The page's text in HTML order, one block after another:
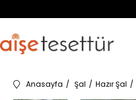
Anasayfa Şal Hazır Şal